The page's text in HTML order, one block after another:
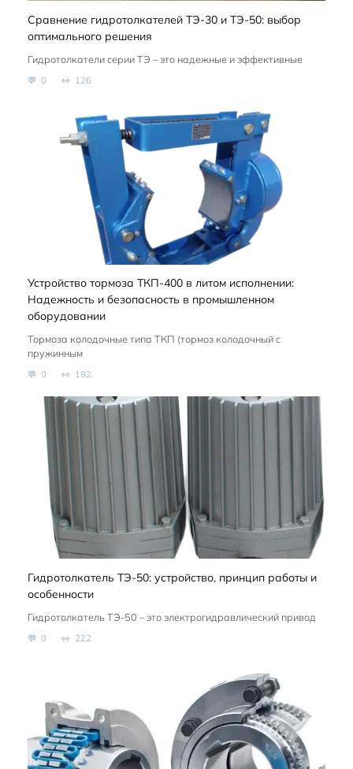
Сравнение гидротолкателей ТЭ-30 и ТЭ-50: выбор
оптимального решения
Гидротолкатели серии ТЭ – это надежные и эффективные
0 126
Устройство тормоза ТКП-400 в литом исполнении:
Надежность и безопасность в промышленном
оборудовании
Тормоза колодочные типа ТКП (тормоз колодочный с
пружинным
0 182
Гидротолкатель ТЭ-50: устройство, принцип работы и
особенности
Гидротолкатель ТЭ-50 – это электрогидравлический привод
0 222